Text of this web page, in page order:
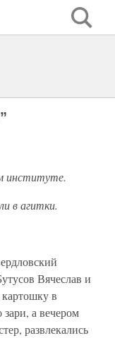
институте.
в агитки.
Вячеслав и
в
а вечером
развлекались